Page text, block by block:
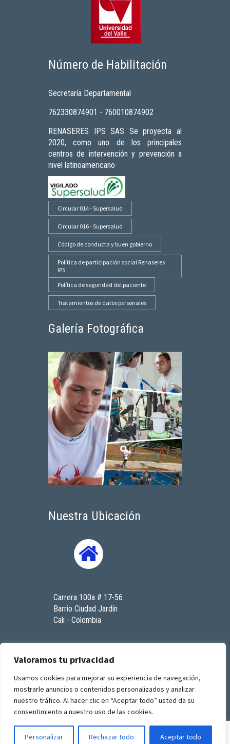
Valoramos tu privacidad
Usamos cookies para mejorar su experiencia de navegación,
mostrarle anuncios o contenidos personalizados y analizar
nuestro tráfico. Al hacer clic en “Aceptar todo” usted da su
consentimiento a nuestro uso de las cookies.
Personalizar Rechazar todo Aceptar todo
Número de Habilitación
Secretaría Departamental
762330874901 - 760010874902
RENASERES IPS SAS Se proyecta al
2020, como uno de los principales
centros de intervención y prevención a
nivel latinoamericano
Circular 014 - Supersalud
Circular 016 - Supersalud
Código de conducta y buen gobierno
Política de participación social Renaseres
IPS
Política de seguridad del paciente
Tratamientos de datos personales
Galería Fotográfica
Nuestra Ubicación
Carrera 100a # 17-56
Barrio Ciudad Jardín
Cali - Colombia
© 2023. Todos los derechos reservados. RenaSeres
byGFourmis